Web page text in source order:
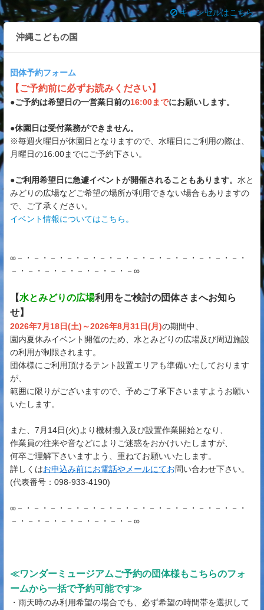
キャンセルはこちら
沖縄こどもの国
団体予約フォーム
【ご予約前に必ずお読みください】
●ご予約は希望日の一営業日前の16:00までにお願いします。
●休園日は受付業務ができません。
※毎週火曜日が休園日となりますので、水曜日にご利用の際は、
月曜日の16:00までにご予約下さい。
●ご利用希望日に急遽イベントが開催されることもあります。 水と
みどりの広場などご希望の場所が利用できない場合もありますの
で、ご了承ください。
イベント情報についてはこちら。
∞－・－・－・－・－・－・－・－・－・－・－・－・－・－・
－・－・－・－・－・－・－・－∞
【水とみどりの広場利用をご検討の団体さまへお知ら
せ】
2026年7月18日(土)～2026年8月31日(月)の期間中、
園内夏休みイベント開催のため、水とみどりの広場及び周辺施設
の利用が制限されます。
団体様にご利用頂けるテント設置エリアも準備いたしております
が、
範囲に限りがございますので、予めご了承下さいますようお願い
いたします。
また、7月14日(火)より機材搬入及び設置作業開始となり、
作業員の往来や音などによりご迷惑をおかけいたしますが、
何卒ご理解下さいますよう、重ねてお願いいたします。
詳しくはお申込み前にお電話やメールにてお問い合わせ下さい。
(代表番号：098-933-4190)
∞－・－・－・－・－・－・－・－・－・－・－・－・－・－・
－・－・－・－・－・－・－・－∞
≪ワンダーミュージアムご予約の団体様もこちらのフォ
ームから一括で予約可能です≫
・雨天時のみ利用希望の場合でも、必ず希望の時間帯を選択して